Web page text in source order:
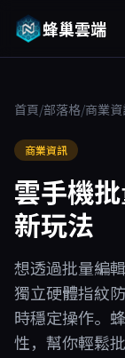
蜂巢雲端
首頁/部落格/商業
商業資訊
雲手機
新玩法
想透過批量編
獨立硬體指紋
時穩定操作。
性，幫你輕鬆